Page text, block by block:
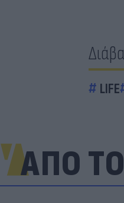
LIFE
ΑΠΟ